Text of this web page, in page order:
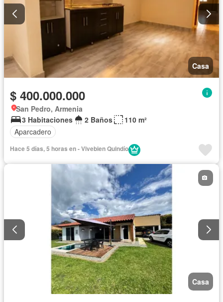
Casa
$ 400.000.000
San Pedro, Armenia
3 Habitaciones
2 Baños
110 m²
Aparcadero
Hace 5 días, 5 horas en - Vivebien Quindío
Casa